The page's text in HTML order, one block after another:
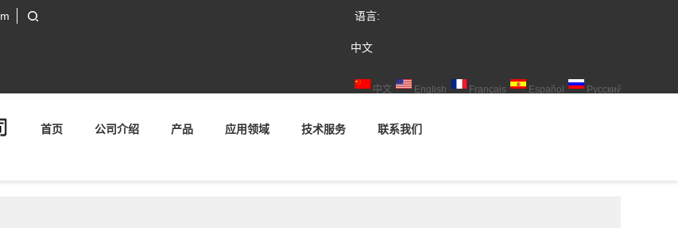
语言:
中文
中文 English Français Español Русский
首页 公司介绍 产品 应用领域 技术服务 联系我们